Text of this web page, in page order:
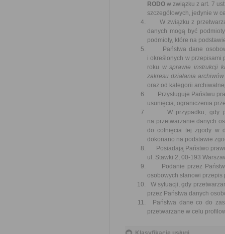
RODO w związku z art. 7
szczegółowych, jedynie w
W związku z
danych mogą być
podmioty, które na
Państwa dane
i określonych w przepisami
roku w sprawie instrukcji
zakresu działania archiwów
oraz od kategorii
Przysługuje Państwu
usunięcia, ograniczenia
W przypadku, gdy
na przetwarzanie danych
do cofnięcia tej zgody w
dokonano na podstawie
Posiadają Państwo
ul. Stawki 2, 00-193
Podanie przez Państwo
osobowych stanowi przepis
W sytuacji, gdy
przez Państwa danych
Państwa dane co do
przetwarzane w celu